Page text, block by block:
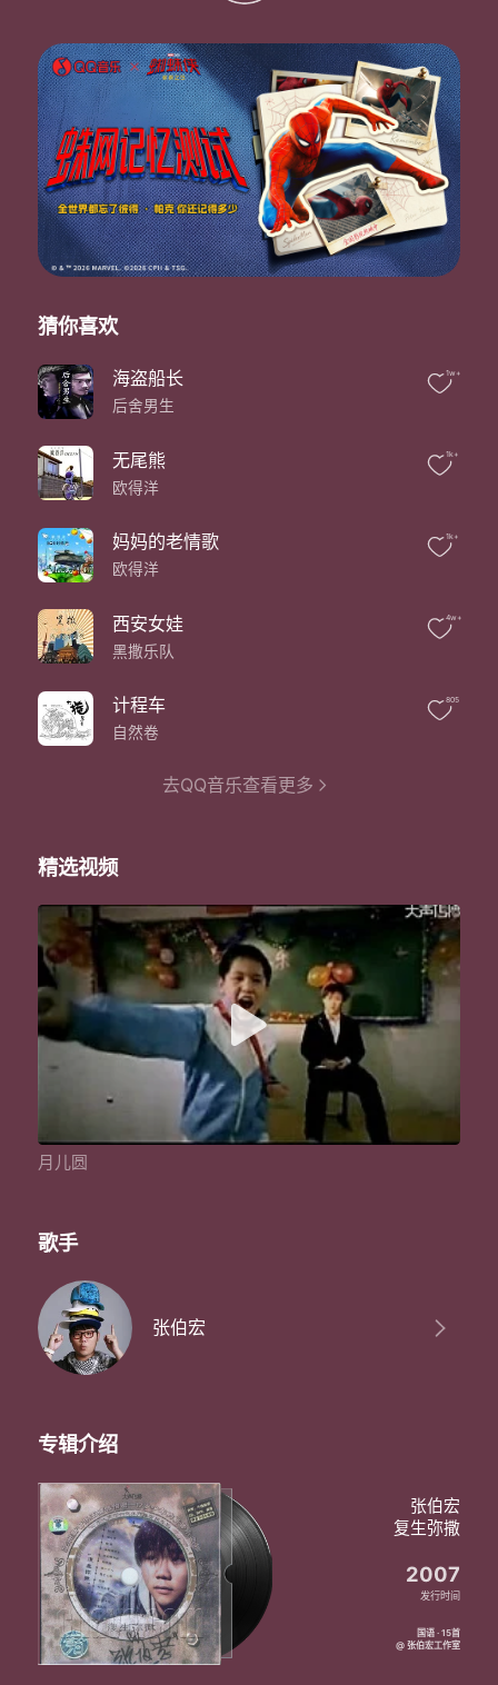
就是那么地圆
悲伤是昨天
今天就要团圆
月儿圆
就是那么地圆
悲伤是昨天不见
哟
怎么今天月亮那么地圆
这让我想起小时候妈妈每天陪在我旁边
看着我写作业
写不完不许吃宵夜
想回到姥姥家旁边鹅卵石的小道
我背着爸爸的包
围着大树一直跑
还想着有一天
电子游戏
超级马利
找邻居家的小哥咱们比个高低
又忘了练钢琴
姥爷对我发脾气
我说对不起对不起下回我一定注意
一边回家
一边看着第一片叶子落下
月季花
开满初秋时的马路牙
那感觉很像老师昨天讲的童话
月儿圆
悲伤是昨天今天就要团圆
悲伤是昨天不见
又是一个让人孤单的夜
忙碌的世界重复着一天又一天
我对着月亮许愿希望孤单能少一点
用纸牌占卜未来心想着一个女孩
到底我的缘分她什么时候才能到来
月儿圆也许只是个美好的祈愿
也不知道这愿望到底什么时候能够实现
一转眼过了这么多年
儿时那天真得我也已经马上要成年
失去了天真无邪
小时候作过的梦是否今天还能实现
把回忆中的留恋
虽然今夜的寒冷已经让我有些疲倦
月儿圆
就是那么地圆
悲伤是昨天今天就要团圆
月儿圆
就是那么地圆
悲伤是昨天不见
就是那么地圆
悲伤是昨天今天就要团圆
月儿圆
就是那么地圆
悲伤是昨天不见
猜你喜欢
海盗船长
后舍男生
1w+
无尾熊
欧得洋
1k+
妈妈的老情歌
欧得洋
1k+
西安女娃
黑撒乐队
4w+
计程车
自然卷
805
去QQ音乐查看更多
精选视频
月儿圆
歌手
张伯宏
专辑介绍
张伯宏
复生弥撒
2007
发行时间
国语 · 15首
@ 张伯宏工作室